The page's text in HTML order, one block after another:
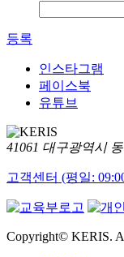
등록
인스타그램
페이스북
유튜브
41061 대구광역시
고객센터 (평일:
Copyright© KERIS.